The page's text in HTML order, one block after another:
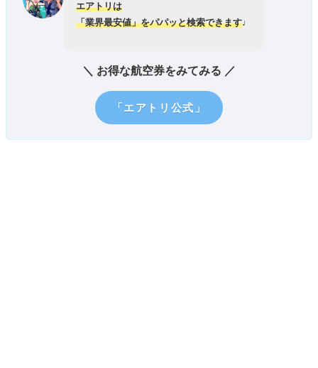
エアトリは
「業界最安値」をパパッと検索できます♩
＼ お得な航空券をみてみる ／
「エアトリ公式」